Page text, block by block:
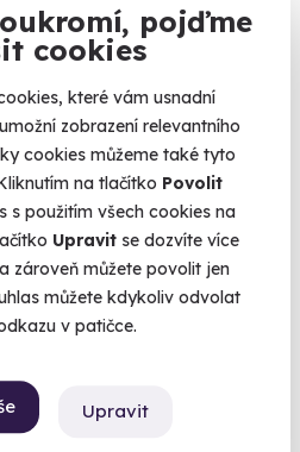
pojďme
cookies
které vám usnadní
zobrazení relevantního
cookies můžeme také tyto
na tlačítko Povolit
s použitím všech cookies na
Upravit se dozvíte více
zároveň můžete povolit jen
můžete kdykoliv odvolat
v patičce.
Upravit
2026
úniková hra